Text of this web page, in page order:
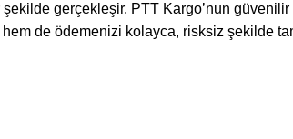
gerçekleşir. PTT Kargo’nun güvenilir
de ödemenizi kolayca, risksiz şekilde